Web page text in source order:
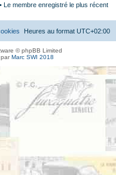
Le membre enregistré le plus récent
Heures au format UTC+02:00
© phpBB Limited
Marc SWI 2018